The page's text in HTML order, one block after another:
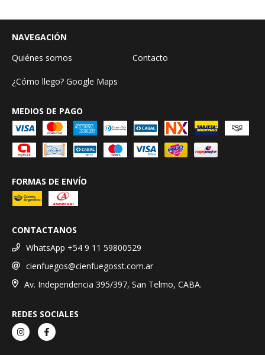
NAVEGACIÓN
Quiénes somos
Contacto
¿Cómo llego? Google Maps
MEDIOS DE PAGO
FORMAS DE ENVÍO
CONTACTANOS
WhatsApp +54 9 11 59800529
cienfuegos@cienfuegosst.com.ar
Av. Independencia 395/397, San Telmo, CABA.
REDES SOCIALES